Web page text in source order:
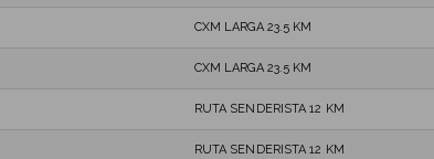
CXM LARGA 23.5 KM
CXM LARGA 23.5 KM
RUTA SENDERISTA 12 KM
RUTA SENDERISTA 12 KM